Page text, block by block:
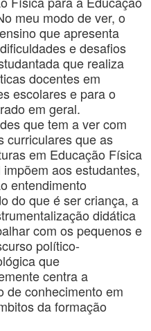
meu modo de ver, o
que apresenta
e desafios
que realiza
docentes em
escolares e para o
em geral.
que tem a ver com
curriculares que as
em Educação Física
aos estudantes,
entendimento
do que é ser criança, a
didática
com os pequenos e
político-
que
centra a
de conhecimento em
da formação